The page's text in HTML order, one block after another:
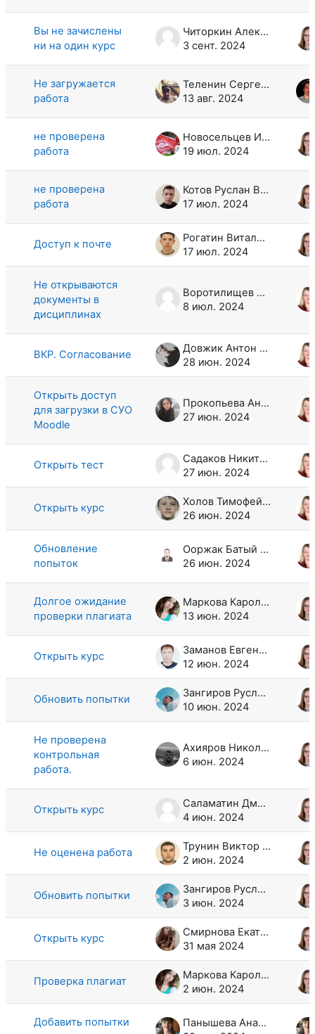
Вы не зачислены
ни на один курс
Читоркин Алексей Андреевич
3 сент. 2024
Не загружается
работа
Теленин Сергей Александрович
13 авг. 2024
не проверена
работа
Новосельцев Иван Николаевич
19 июл. 2024
не проверена
работа
Котов Руслан Владимирович
17 июл. 2024
Доступ к почте
Рогатин Виталий Сергеевич
17 июл. 2024
Не открываются
документы в
дисциплинах
Воротилищев Кирилл Андреевич
8 июл. 2024
ВКР. Согласование
Довжик Антон Николаевич
28 июн. 2024
Открыть доступ
для загрузки в СУО
Moodle
Прокопьева Анастасия Сергеевна
27 июн. 2024
Открыть тест
Садаков Никита Олегович
27 июн. 2024
Открыть курс
Холов Тимофей Андреевич
26 июн. 2024
Обновление
попыток
Ооржак Батый Мергенович
26 июн. 2024
Долгое ожидание
проверки плагиата
Маркова Каролина Сергеевна
13 июн. 2024
Открыть курс
Заманов Евгений Рашидович
12 июн. 2024
Обновить попытки
Зангиров Руслан Мухарамович
10 июн. 2024
Не проверена
контрольная
работа.
Ахияров Николай Валерьевич
6 июн. 2024
Открыть курс
Саламатин Дмитрий Сергеевич
4 июн. 2024
Не оценена работа
Трунин Виктор Сергеевич
2 июн. 2024
Обновить попытки
Зангиров Руслан Мухарамович
3 июн. 2024
Открыть курс
Смирнова Екатерина Константиновна
31 мая 2024
Проверка плагиат
Маркова Каролина Сергеевна
2 июн. 2024
Добавить попытки
Панышева Анастасия Николаевна